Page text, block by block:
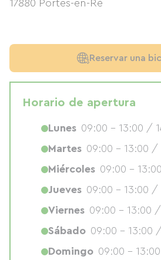
17880 Portes-en-Ré
Reservar una
Horario de apertura
Lunes 09:00 - 13:00 /
Martes 09:00 - 13:00 /
Miércoles 09:00 -
Jueves 09:00 - 13:00 /
Viernes 09:00 - 13:00
Sábado 09:00 - 13:00
Domingo 09:00 -